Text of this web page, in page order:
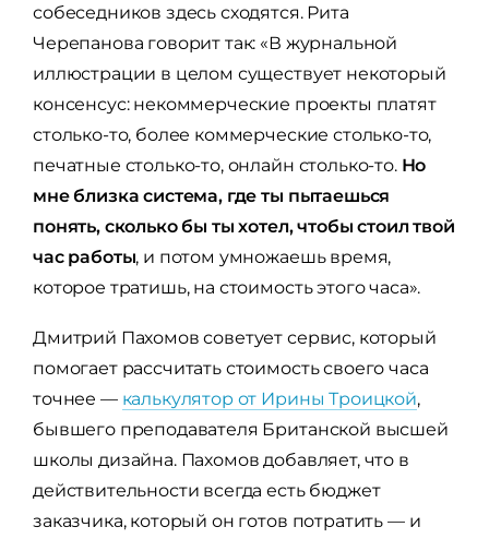
собеседников здесь сходятся. Рита
Черепанова говорит так: «В журнальной
иллюстрации в целом существует некоторый
консенсус: некоммерческие проекты платят
столько-то, более коммерческие столько-то,
печатные столько-то, онлайн столько-то. Но
мне близка система, где ты пытаешься
понять, сколько бы ты хотел, чтобы стоил твой
час работы, и потом умножаешь время,
которое тратишь, на стоимость этого часа».
Дмитрий Пахомов советует сервис, который
помогает рассчитать стоимость своего часа
точнее — калькулятор от Ирины Троицкой,
бывшего преподавателя Британской высшей
школы дизайна. Пахомов добавляет, что в
действительности всегда есть бюджет
заказчика, который он готов потратить — и